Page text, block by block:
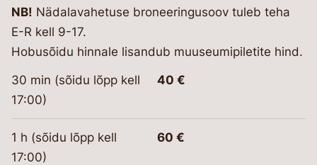
NB! Nädalavahetuse broneeringusoov tuleb teha
E-R kell 9-17.
Hobusõidu hinnale lisandub muuseumipiletite hind.
30 min (sõidu lõpp kell
17:00)
40 €
1 h (sõidu lõpp kell
17:00)
60 €